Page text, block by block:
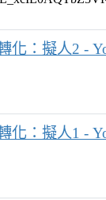
化：擬人2 -
化：擬人1 -